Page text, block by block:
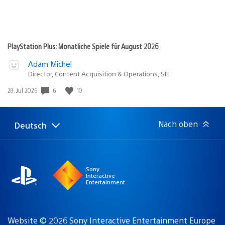
PlayStation Plus: Monatliche Spiele für August 2026
Adam Michel
Director, Content Acquisition & Operations, SIE
Veröffentlichungsdatum:
28. Jul 2026 6 10
Select
Aktuelle
Deutsch Nach oben
Sony
Interactive
Entertainment
Website © 2026 Sony Interactive Entertainment Europe